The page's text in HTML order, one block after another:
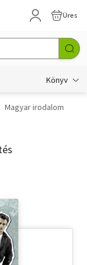
Üres
Könyv
Magyar irodalom